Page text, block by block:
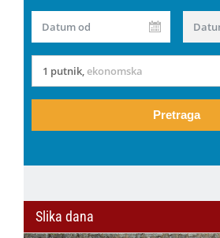
Datum od
1 putnik,ekonomska
Pretraga
Slika dana